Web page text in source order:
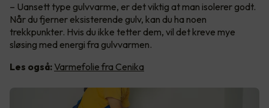
– Uansett type gulvvarme, er det viktig at man isolerer godt.
Når du fjerner eksisterende gulv, kan du ha noen
trekkpunkter. Hvis du ikke tetter dem, vil det kreve mye
sløsing med energi fra gulvvarmen.
Les også: Varmefolie fra Cenika